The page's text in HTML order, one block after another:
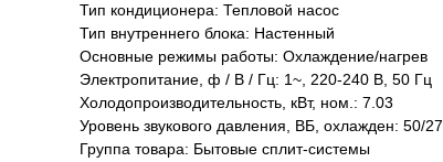
Тип кондиционера: Тепловой насос
Тип внутреннего блока: Настенный
Основные режимы работы: Охлаждение/нагрев
Электропитание, ф / В / Гц: 1~, 220-240 В, 50 Гц
Холодопроизводительность, кВт, ном.: 7.03
Уровень звукового давления, ВБ, охлажден: 50/27
Группа товара: Бытовые сплит-системы